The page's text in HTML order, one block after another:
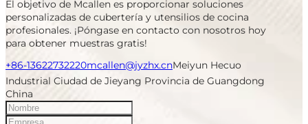
El objetivo de Mcallen es proporcionar soluciones
personalizadas de cubertería y utensilios de cocina
profesionales. ¡Póngase en contacto con nosotros hoy
para obtener muestras gratis!
+86-13622732220mcallen@jyzhx.cnMeiyun Hecuo
Industrial Ciudad de Jieyang Provincia de Guangdong
China